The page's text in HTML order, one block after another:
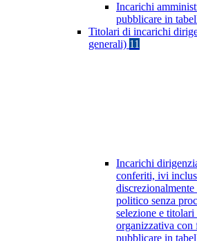
Incarichi
pubblicare in
Titolari di incarichi
generali) 11
Incarichi
conferiti, ivi
politico senza
selezione e
organizzativa
pubblicare in